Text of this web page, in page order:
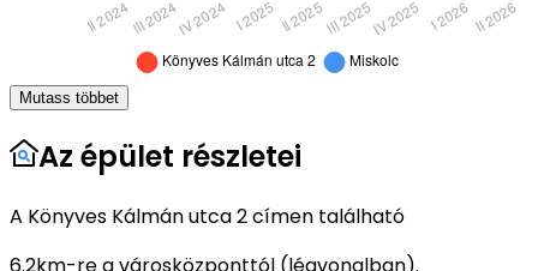
Mutass többet
Az épület részletei
A Könyves Kálmán utca 2 címen található